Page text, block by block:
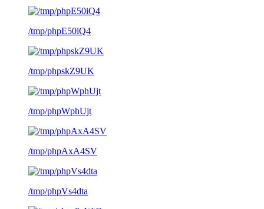
/tmp/phpE50iQ4
/tmp/phpskZ9UK
/tmp/phpWphUjt
/tmp/phpAxA4SV
/tmp/phpVs4dta